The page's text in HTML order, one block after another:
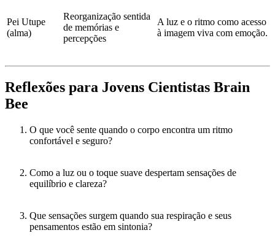
Pei Utupe
(alma)
Reorganização sentida
de memórias e
percepções
A luz e o ritmo como acesso
à imagem viva com emoção.
Reflexões para Jovens Cientistas Brain
Bee
O que você sente quando o corpo encontra um ritmo
confortável e seguro?
Como a luz ou o toque suave despertam sensações de
equilíbrio e clareza?
Que sensações surgem quando sua respiração e seus
pensamentos estão em sintonia?